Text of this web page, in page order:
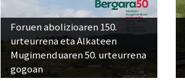
Foruen abolizioaren 150.
urteurrena eta Alkateen
Mugimenduaren 50. urteurrena
gogoan